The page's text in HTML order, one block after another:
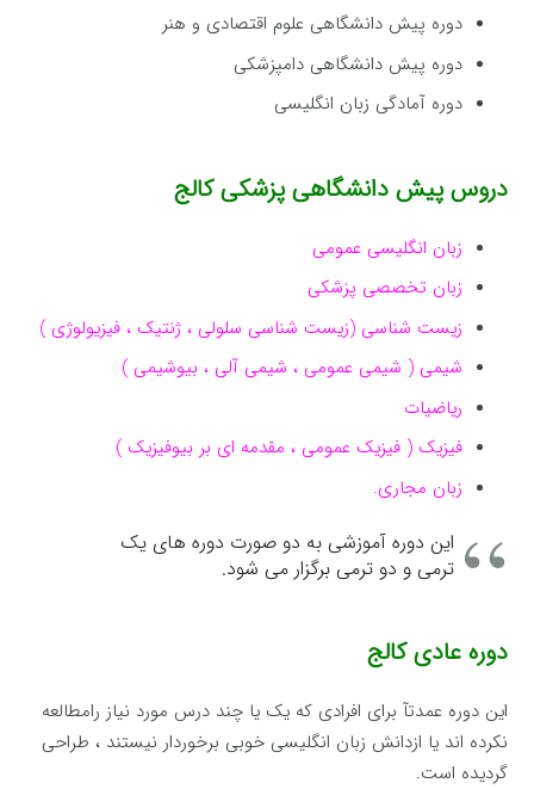
دوره پیش دانشگاهی علوم اقتصادی و هنر
دوره پیش دانشگاهی دامپزشكی
دوره آمادگی زبان انگلیسی
دروس پیش دانشگاهی پزشکی کالج
زبان انگلیسی عمومی
زبان تخصصی پزشکی
زیست شناسی (زیست شناسی سلولی ، ژنتیک ، فیزیولوژی )
شیمی ( شیمی عمومی ، شیمی آلی ، بیوشیمی )
ریاضیات
فیزیک ( فیزیک عمومی ، مقدمه ای بر بیوفیزیک )
زبان مجاری.
این دوره آموزشی به دو صورت دوره های یک
ترمی و دو ترمی برگزار می شود.
دوره عادی کالج
این دوره عمدتآ برای افرادی که یک یا چند درس مورد نیاز رامطالعه
نکرده اند یا ازدانش زبان انگلیسی خوبی برخوردار نیستند ، طراحی
گردیده است.